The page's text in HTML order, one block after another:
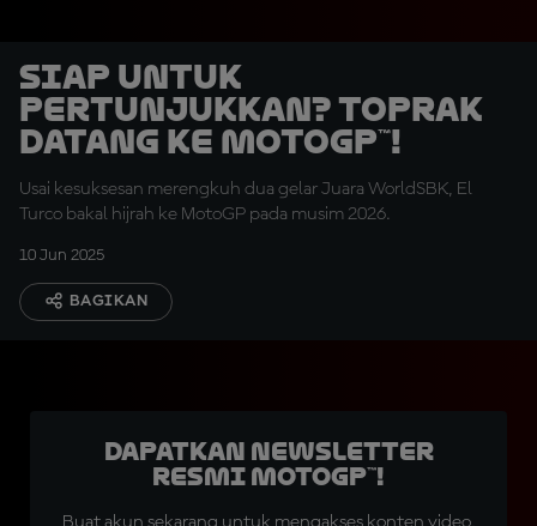
Siap untuk
Pertunjukkan? Toprak
Datang ke MotoGP™!
Usai kesuksesan merengkuh dua gelar Juara WorldSBK, El
Turco bakal hijrah ke MotoGP pada musim 2026.
10 Jun 2025
BAGIKAN
Dapatkan Newsletter
Resmi MotoGP™!